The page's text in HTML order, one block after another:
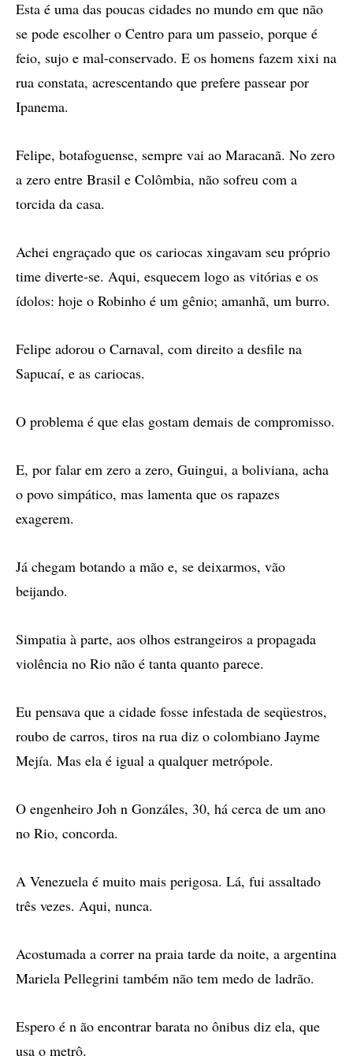
Esta é uma das poucas cidades no mundo em que não
se pode escolher o Centro para um passeio, porque é
feio, sujo e mal-conservado. E os homens fazem xixi na
rua constata, acrescentando que prefere passear por
Ipanema.
Felipe, botafoguense, sempre vai ao Maracanã. No zero
a zero entre Brasil e Colômbia, não sofreu com a
torcida da casa.
Achei engraçado que os cariocas xingavam seu próprio
time diverte-se. Aqui, esquecem logo as vitórias e os
ídolos: hoje o Robinho é um gênio; amanhã, um burro.
Felipe adorou o Carnaval, com direito a desfile na
Sapucaí, e as cariocas.
O problema é que elas gostam demais de compromisso.
E, por falar em zero a zero, Guingui, a boliviana, acha
o povo simpático, mas lamenta que os rapazes
exagerem.
Já chegam botando a mão e, se deixarmos, vão
beijando.
Simpatia à parte, aos olhos estrangeiros a propagada
violência no Rio não é tanta quanto parece.
Eu pensava que a cidade fosse infestada de seqüestros,
roubo de carros, tiros na rua diz o colombiano Jayme
Mejía. Mas ela é igual a qualquer metrópole.
O engenheiro Joh n Gonzáles, 30, há cerca de um ano
no Rio, concorda.
A Venezuela é muito mais perigosa. Lá, fui assaltado
três vezes. Aqui, nunca.
Acostumada a correr na praia tarde da noite, a argentina
Mariela Pellegrini também não tem medo de ladrão.
Espero é n ão encontrar barata no ônibus diz ela, que
usa o metrô.